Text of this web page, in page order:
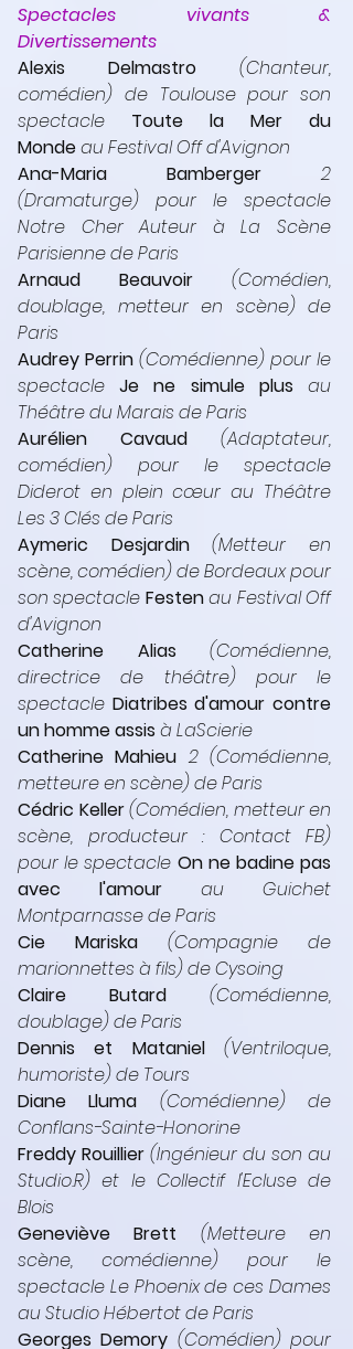
Spectacles vivants &
Divertissements
Alexis Delmastro (Chanteur,
comédien) de Toulouse pour son
spectacle Toute la Mer du
Monde au Festival Off d'Avignon
Ana-Maria Bamberger
2
(Dramaturge) pour le spectacle
Notre Cher Auteur à La Scène
Parisienne de Paris
Arnaud Beauvoir (Comédien,
doublage, metteur en scène) de
Paris
Audrey Perrin (Comédienne) pour le
spectacle Je ne simule plus au
Théâtre du Marais de Paris
Aurélien Cavaud
(Adaptateur,
comédien) pour le spectacle
Diderot en plein cœur au Théâtre
Les 3 Clés de Paris
Aymeric Desjardin (Metteur en
scène, comédien) de Bordeaux pour
son spectacle Festen au Festival Off
d'Avignon
Catherine Alias (Comédienne,
directrice de théâtre) pour le
spectacle Diatribes d'amour contre
un homme assis à LaScierie
Catherine Mahieu 2 (Comédienne,
metteure en scène) de Paris
Cédric Keller (Comédien, metteur en
scène, producteur : Contact FB)
pour le spectacle On ne badine pas
avec l'amour au Guichet
Montparnasse de Paris
Cie Mariska (Compagnie de
marionnettes à fils) de Cysoing
Claire Butard
(Comédienne,
doublage) de Paris
Dennis et Mataniel
(Ventriloque,
humoriste) de Tours
Diane Lluma (Comédienne) de
Conflans-Sainte-Honorine
Freddy Rouillier (Ingénieur du son au
Studio.R) et le Collectif l'Ecluse de
Blois
Geneviève Brett
(Metteure en
scène, comédienne) pour le
spectacle Le Phoenix de ces Dames
au Studio Hébertot de Paris
Georges Demory (Comédien) pour